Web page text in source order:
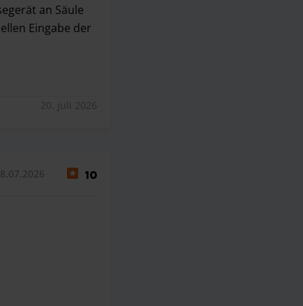
an Säule
Eingabe der
20. juli 2026
10